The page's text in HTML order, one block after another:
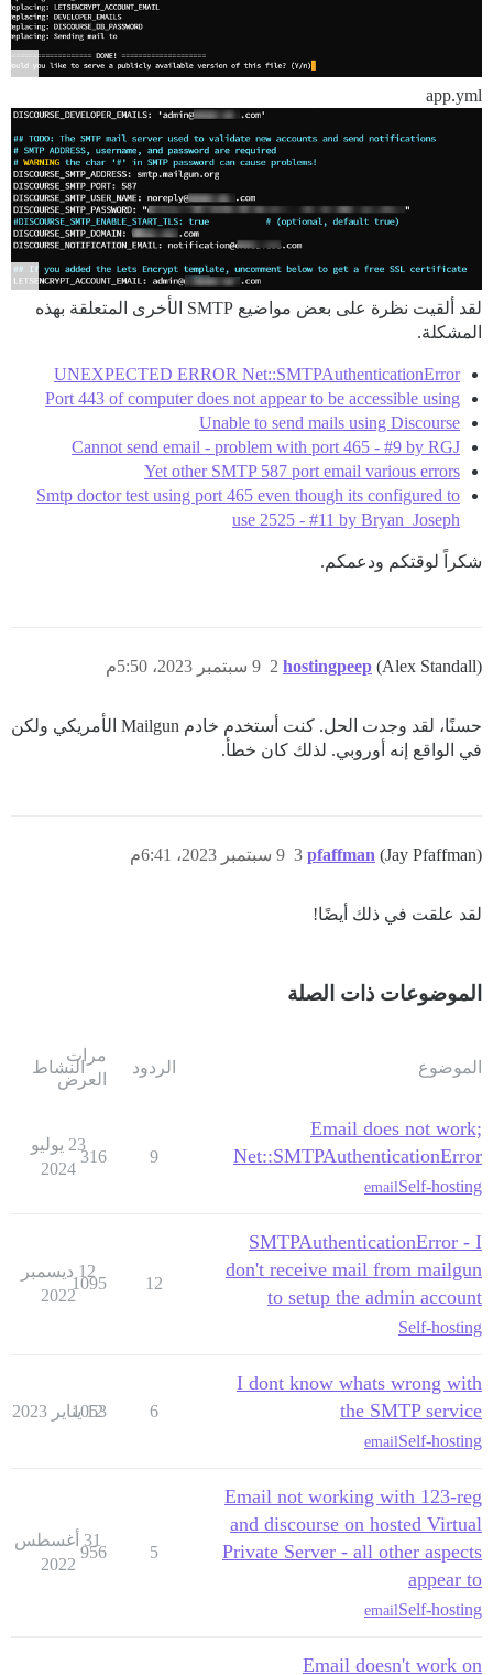
app.yml
لقد ألقيت نظرة على بعض مواضيع SMTP الأخرى المتعلقة بهذه
المشكلة.
UNEXPECTED ERROR Net::SMTPAuthenticationError
Port 443 of computer does not appear to be accessible using
Unable to send mails using Discourse
Cannot send email - problem with port 465 - #9 by RGJ
Yet other SMTP 587 port email various errors
Smtp doctor test using port 465 even though its configured to
use 2525 - #11 by Bryan_Joseph
شكراً لوقتكم ودعمكم.
hostingpeep (Alex Standall) 9 سبتمبر 2023، 5:50م 2
حسنًا، لقد وجدت الحل. كنت أستخدم خادم Mailgun الأمريكي ولكن
في الواقع إنه أوروبي. لذلك كان خطأ.
pfaffman (Jay Pfaffman) 9 سبتمبر 2023، 6:41م 3
لقد علقت في ذلك أيضًا!
الموضوعات ذات الصلة
الموضوع الردود
مرات
العرض
النشاط
Email does not work;
Net::SMTPAuthenticationError
Self-hosting
email
9
316
23 يوليو
2024
SMTPAuthenticationError - I
don't receive mail from mailgun
to setup the admin account
Self-hosting
12
1095
12 ديسمبر
2022
I dont know whats wrong with
the SMTP service
Self-hosting
email
6
1053
12 يناير 2023
Email not working with 123-reg
and discourse on hosted Virtual
Private Server - all other aspects
appear to
Self-hosting
email
5
956
31 أغسطس
2022
Email doesn't work on